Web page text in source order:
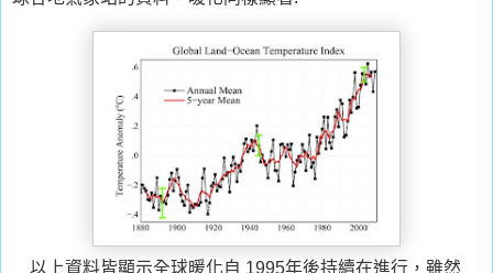
以上資料皆顯示全球暖化自 1995年後持續在進行，雖然